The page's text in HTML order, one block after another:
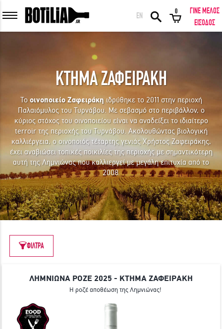
ΕΙΣΟΔΟΣ ΜΕΛΩΝ
ΕΙΣΟΔΟΣ Ξέχασα τον κωδικό μου!
ΕΙΣΟΔΟΣ ΜΕ FACEBOOK
ΕΚΠΛΗΚΤΙΚΑ ΚΡΑΣΙΑ ΑΠΟ ΟΛΟ ΤΟΝ ΚΟΣΜΟ ΣΤΗΝ ΠΟΡΤΑ ΣΟΥ ΣΕ
ΜΟΝΑΔΙΚΕΣ ΠΡΟΣΦΟΡΕΣ!
ΓΙΝΕ ΜΕΛΟΣ
EN
0
ΓΙΝΕ ΜΕΛΟΣ
ΕΙΣΟΔΟΣ
ΚΤΗΜΑ ΖΑΦΕΙΡΑΚΗ
Τοοινοποιείο Ζαφειράκηιδρύθηκε το 2011 στην περιοχή
Παλαιόμυλος του Τυρνάβου. Με σεβασμό στο περιβάλλον, ο
κύριος στόχος του οινοποιείου είναι να αναδείξει το ιδιαίτερο
terroir της περιοχής του Τυρνάβου. Ακολουθώντας βιολογική
καλλιέργεια, ο οινοποιός τέταρτης γενιάς Χρήστος Ζαφειράκης,
έχει αναβιώσει τοπικές ποικιλίες της περιοχής με σημαντικότερη
αυτή της Λημνιώνας που καλλιεργεί με μεγάλη επιτυχία από το
2008.
ΦΙΛΤΡΑ
ΛΗΜΝΙΩΝΑ ΡΟΖΕ 2025 - ΚΤΗΜΑ ΖΑΦΕΙΡΑΚΗ
Η ροζέ αποθέωση της Λημνιώνας!